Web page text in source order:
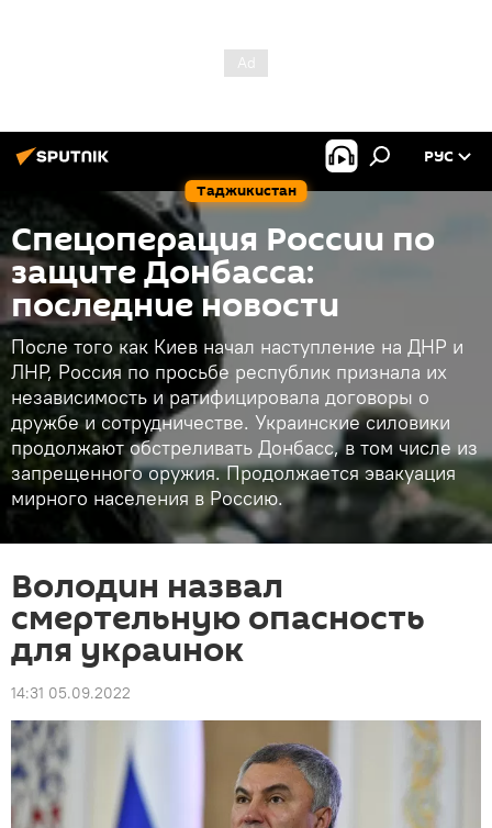
Таджикистан
РУС
Спецоперация России по
защите Донбасса:
последние новости
После того как Киев начал наступление на ДНР и
ЛНР, Россия по просьбе республик признала их
независимость и ратифицировала договоры о
дружбе и сотрудничестве. Украинские силовики
продолжают обстреливать Донбасс, в том числе из
запрещенного оружия. Продолжается эвакуация
мирного населения в Россию.
Володин назвал
смертельную опасность
для украинок
14:31 05.09.2022